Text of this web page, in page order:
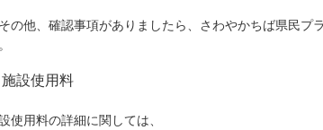
他、確認事項がありましたら、さわやかちば県民プ
施設使用料
使用料の詳細に関しては、